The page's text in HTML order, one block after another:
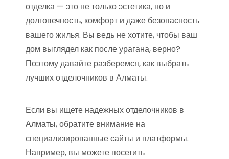
отделка — это не только эстетика, но и
долговечность, комфорт и даже безопасность
вашего жилья. Вы ведь не хотите, чтобы ваш
дом выглядел как после урагана, верно?
Поэтому давайте разберемся, как выбрать
лучших отделочников в Алматы.
Если вы ищете надежных отделочников в
Алматы, обратите внимание на
специализированные сайты и платформы.
Например, вы можете посетить